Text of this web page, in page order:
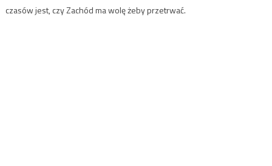
czasów jest, czy Zachód ma wolę żeby przetrwać.